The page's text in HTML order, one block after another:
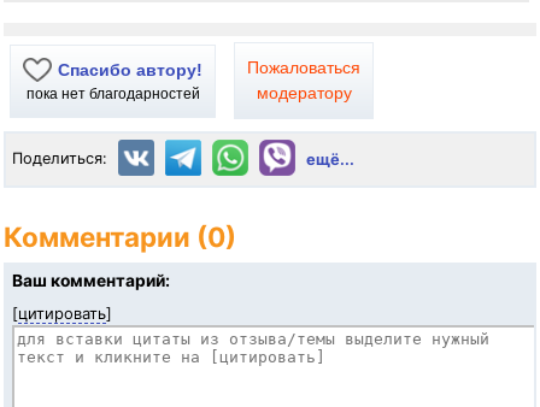
Спасибо автору!
пока нет благодарностей
Пожаловаться
модератору
Поделиться: ещё...
Комментарии (0)
Ваш комментарий:
[цитировать]